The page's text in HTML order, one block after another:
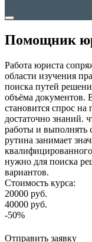
Помощник
Работа юриста
области изучения
поиска путей
объёма документов.
становится спрос
достаточно знаний.
работы и
рутина занимает
нужно для поиска
вариантов.
Стоимость курса:
20000 руб.
40000 руб.
-50%
Отправить заявку